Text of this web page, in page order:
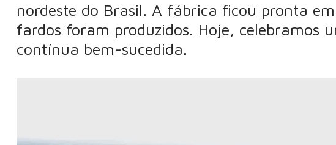
nordeste do Brasil. A fábrica ficou pronta
fardos foram produzidos. Hoje, celebramos
contínua bem-sucedida.